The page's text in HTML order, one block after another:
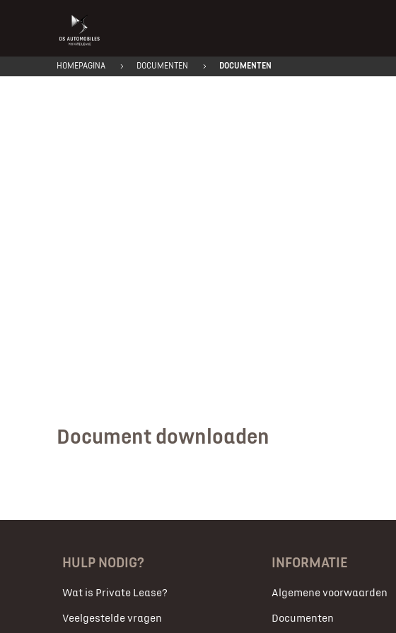
HOMEPAGINA DOCUMENTEN DOCUMENTEN
Document downloaden
HULP NODIG?
Wat is Private Lease?
Veelgestelde vragen
INFORMATIE
Algemene voorwaarden
Documenten